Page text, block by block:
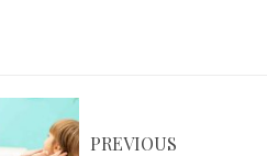
PREVIOUS